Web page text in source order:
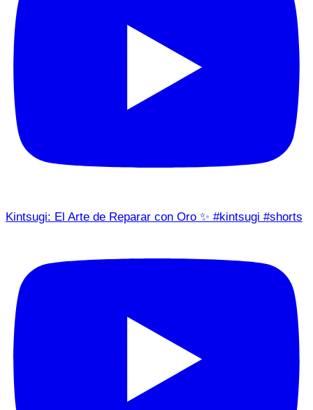
Kintsugi: El Arte de Reparar con Oro ✨ #kintsugi #shorts